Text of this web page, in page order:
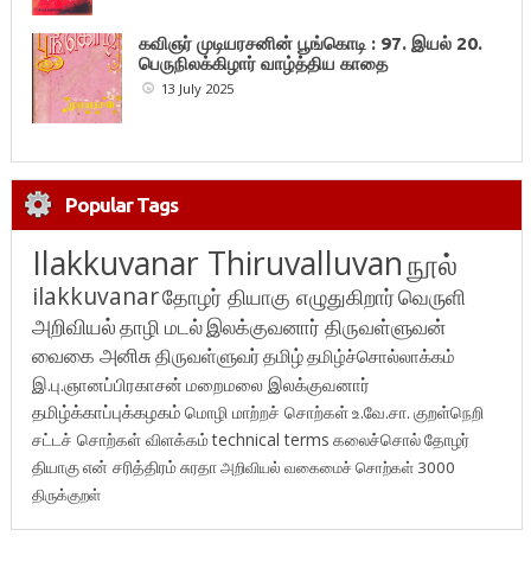
கவிஞர் முடியரசனின் பூங்கொடி : 97. இயல் 20.
பெருநிலக்கிழார் வாழ்த்திய காதை
13 July 2025
Popular Tags
Ilakkuvanar Thiruvalluvanநூல்
ilakkuvanarதோழர் தியாகு எழுதுகிறார்வெருளி
அறிவியல்தாழி மடல்இலக்குவனார் திருவள்ளுவன்
வைகை அனிசுதிருவள்ளுவர்தமிழ்தமிழ்ச்சொல்லாக்கம்
இ.பு.ஞானப்பிரகாசன் மறைமலை இலக்குவனார்
தமிழ்க்காப்புக்கழகம் மொழி மாற்றச் சொற்கள்உ.வே.சா. குறள்நெறி
சட்டச் சொற்கள் விளக்கம்technical terms கலைச்சொல்தோழர்
தியாகுஎன் சரித்திரம்சுரதாஅறிவியல் வகைமைச் சொற்கள் 3000
திருக்குறள்